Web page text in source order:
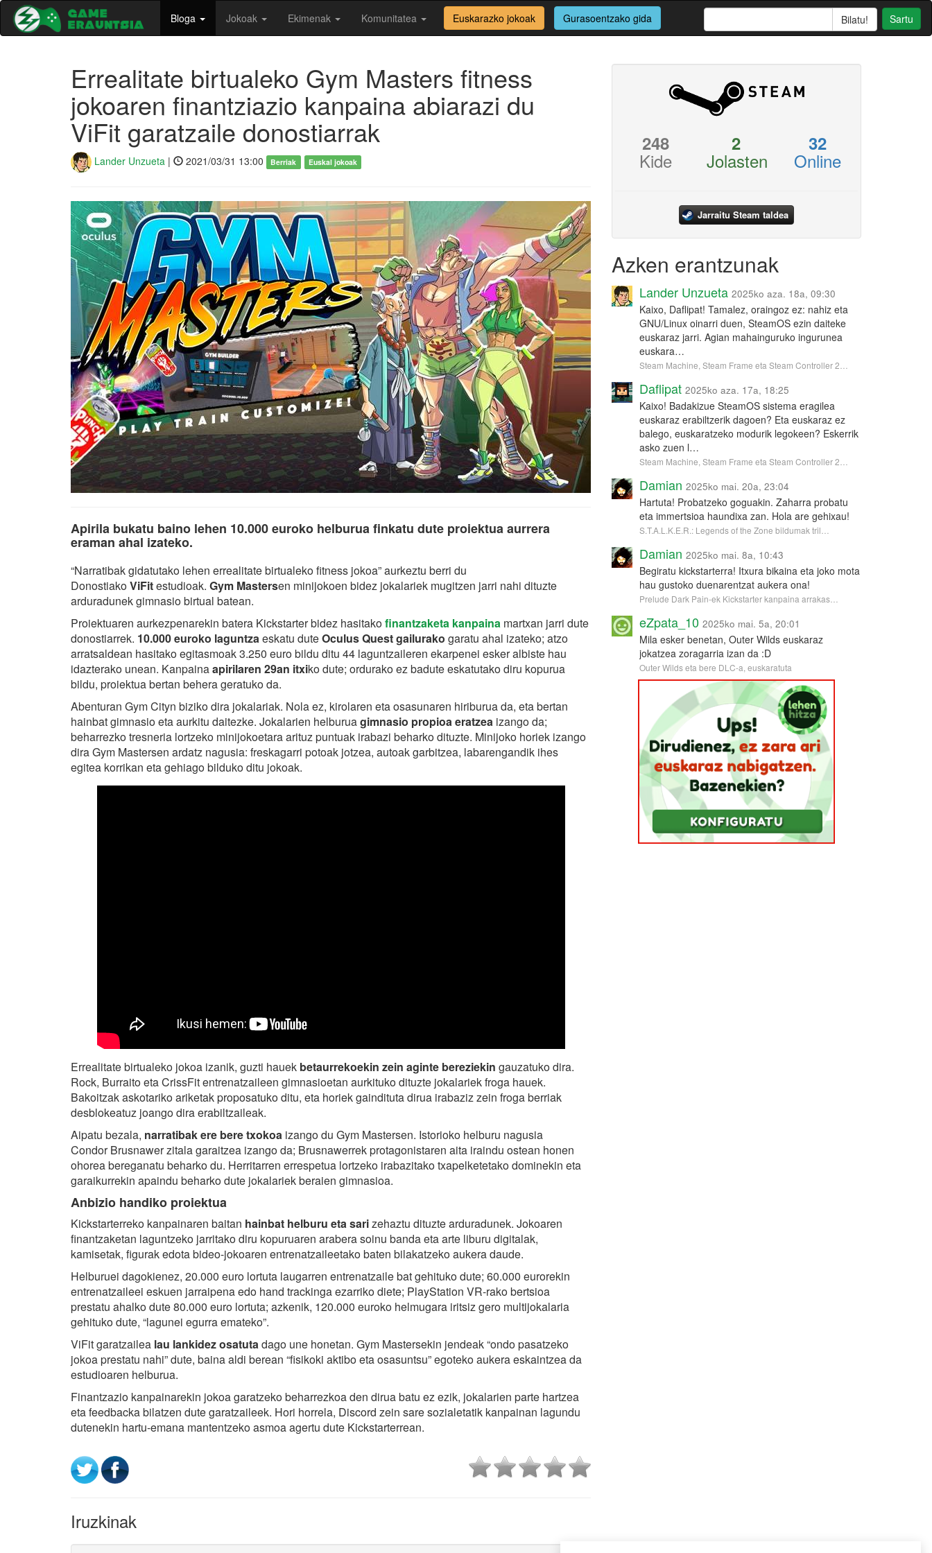
Bloga Jokoak Ekimenak Komunitatea Euskarazko jokoak Gurasoentzako gida Sartu
Errealitate birtualeko Gym Masters fitness
jokoaren finantziazio kanpaina abiarazi du
ViFit garatzaile donostiarrak
Lander Unzueta | 2021/03/31 13:00 Berriak Euskal jokoak
Apirila bukatu baino lehen 10.000 euroko helburua finkatu dute proiektua aurrera
eraman ahal izateko.
“Narratibak gidatutako lehen errealitate birtualeko fitness jokoa” aurkeztu berri du
DonostiakoViFitestudioak. Gym Mastersen minijokoen bidez jokalariek mugitzen jarri nahi dituzte
arduradunek gimnasio birtual batean.
Proiektuaren aurkezpenarekin batera Kickstarter bidez hasitakofinantzaketa kanpaina martxan jarri dute
donostiarrek. 10.000 euroko laguntzaeskatu duteOculus Quest gailurako garatu ahal izateko; atzo
arratsaldean hasitako egitasmoak 3.250 euro bildu ditu 44 laguntzaileren ekarpenei esker albiste hau
idazterako unean. Kanpainaapirilaren 29an itxiko dute; ordurako ez badute eskatutako diru kopurua
bildu, proiektua bertan behera geratuko da.
Abenturan Gym Cityn biziko dira jokalariak. Nola ez, kirolaren eta osasunaren hiriburua da, eta bertan
hainbat gimnasio eta aurkitu daitezke. Jokalarien helburuagimnasio propioa eratzea izango da;
beharrezko tresneria lortzeko minijokoetara arituz puntuak irabazi beharko dituzte. Minijoko horiek izango
dira Gym Mastersen ardatz nagusia: freskagarri potoak jotzea, autoak garbitzea, labarengandik ihes
egitea korrikan eta gehiago bilduko ditu jokoak.
Errealitate birtualeko jokoa izanik, guzti hauek betaurrekoekin zein aginte bereziekin gauzatuko dira.
Rock, Burraito eta CrissFit entrenatzaileen gimnasioetan aurkituko dituzte jokalariek froga hauek.
Bakoitzak askotariko ariketak proposatuko ditu, eta horiek gaindituta dirua irabaziz zein froga berriak
desblokeatuz joango dira erabiltzaileak.
Aipatu bezala, narratibak ere bere txokoa izango du Gym Mastersen. Istorioko helburu nagusia
Condor Brusnawer zitala garaitzea izango da; Brusnawerrek protagonistaren aita iraindu ostean honen
ohorea bereganatu beharko du. Herritarren errespetua lortzeko irabazitako txapelketetako dominekin eta
garaikurrekin apaindu beharko dute jokalariek beraien gimnasioa.
Anbizio handiko proiektua
Kickstarterreko kanpainaren baitan hainbat helburu eta sarizehaztu dituzte arduradunek. Jokoaren
finantzaketan laguntzeko jarritako diru kopuruaren arabera soinu banda eta arte liburu digitalak,
kamisetak, figurak edota bideo-jokoaren entrenatzaileetako baten bilakatzeko aukera daude.
Helburuei dagokienez, 20.000 euro lortuta laugarren entrenatzaile bat gehituko dute; 60.000 eurorekin
entrenatzaileei eskuen jarraipena edo hand trackinga ezarriko diete; PlayStation VR-rako bertsioa
prestatu ahalko dute 80.000 euro lortuta; azkenik, 120.000 euroko helmugara iritsiz gero multijokalaria
gehituko dute, “lagunei egurra emateko”.
ViFit garatzailea lau lankidez osatutadago une honetan. Gym Mastersekin jendeak “ondo pasatzeko
jokoa prestatu nahi” dute, baina aldi berean “fisikoki aktibo eta osasuntsu” egoteko aukera eskaintzea da
estudioaren helburua.
Finantzazio kanpainarekin jokoa garatzeko beharrezkoa den dirua batu ez ezik, jokalarien parte hartzea
eta feedbacka bilatzen dute garatzaileek. Hori horrela, Discord zein sare sozialetatik kanpainan lagundu
dutenekin hartu-emana mantentzeko asmoa agertu dute Kickstarterrean.
Iruzkinak
248
Kide
2
Jolasten
32
Online
Jarraitu Steam taldea
Azken erantzunak
Lander Unzueta 2025ko aza. 18a, 09:30
Kaixo, Daflipat! Tamalez, oraingoz ez: nahiz eta
GNU/Linux oinarri duen, SteamOS ezin daiteke
euskaraz jarri. Agian mahainguruko ingurunea
euskara…
Steam Machine, Steam Frame eta Steam Controller 2…
Daflipat 2025ko aza. 17a, 18:25
Kaixo! Badakizue SteamOS sistema eragilea
euskaraz erabiltzerik dagoen? Eta euskaraz ez
balego, euskaratzeko modurik legokeen? Eskerrik
asko zuen l…
Steam Machine, Steam Frame eta Steam Controller 2…
Damian 2025ko mai. 20a, 23:04
Hartuta! Probatzeko goguakin. Zaharra probatu
eta immertsioa haundixa zan. Hola are gehixau!
S.T.A.L.K.E.R.: Legends of the Zone bildumak tril…
Damian 2025ko mai. 8a, 10:43
Begiratu kickstarterra! Itxura bikaina eta joko mota
hau gustoko duenarentzat aukera ona!
Prelude Dark Pain-ek Kickstarter kanpaina arrakas…
eZpata_10 2025ko mai. 5a, 20:01
Mila esker benetan, Outer Wilds euskaraz
jokatzea zoragarria izan da :D
Outer Wilds eta bere DLC-a, euskaratuta